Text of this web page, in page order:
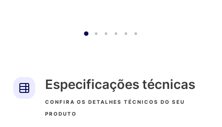
Especificações técnicas
CONFIRA OS DETALHES TÉCNICOS DO SEU
PRODUTO